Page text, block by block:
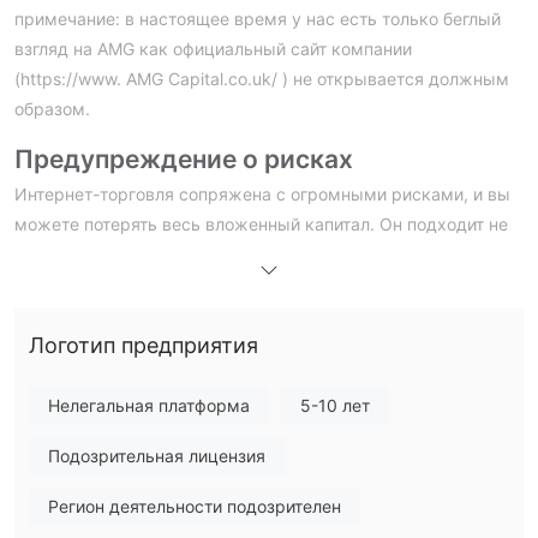
примечание: в настоящее время у нас есть только беглый
взгляд на AMG как официальный сайт компании
(https://www. AMG Capital.co.uk/ ) не открывается должным
образом.
Предупреждение о рисках
Интернет-торговля сопряжена с огромными рисками, и вы
можете потерять весь вложенный капитал. Он подходит не
предназначена только для общих информационных целей.
За и против
должны знать потенциальные трейдеры. одним из
регулирования, что вызывает опасения по поводу
Логотип предприятия
Нелегальная платформа 5-10 лет
Подозрительная лицензия
Регион деятельности подозрителен